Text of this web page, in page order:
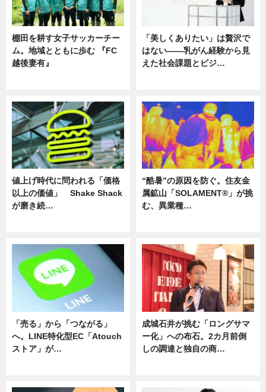
棚田を耕す女子サッカーチー
ム。地域とともに歩む 『FC
越後妻有』
「美しくありたい」は贅沢で
はない――乳がん経験から見
えた社会課題とビジ…
値上げ時代に問われる「価格
以上の価値」 Shake Shack
が磨き続…
“酷暑”の原因を防ぐ。住友金
属鉱山「SOLAMENT®」が挑
む、異業種…
「売る」から「つながる」
へ。LINE特化型EC「Atouch
ストア」が…
成城石井が挑む「ロングサマ
ー化」への布石。2カ月前倒
しの調達と独自の商…